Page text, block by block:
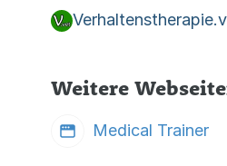
Weitere
Medical Trainer